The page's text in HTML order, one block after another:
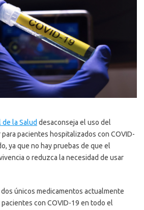
la Salud desaconseja el uso del
pacientes hospitalizados con COVID-
ya que no hay pruebas de que el
o reduzca la necesidad de usar
únicos medicamentos actualmente
con COVID-19 en todo el